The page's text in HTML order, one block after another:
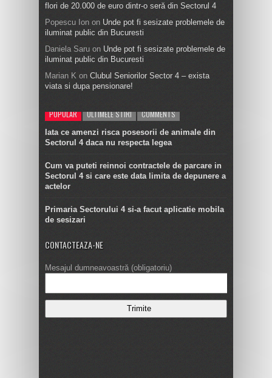
flori de 20.000 de euro dintr-o seră din Sectorul 4
Popescu Ion on Unde pot fi sesizate problemele de
iluminat public din Bucuresti
Daniela Saru on Unde pot fi sesizate problemele de
iluminat public din Bucuresti
Marian K on Clubul Seniorilor Sector 4 – exista
viata si dupa pensionare!
POPULAR ULTIMELE STIRI COMMENTS
Iata ce amenzi risca posesorii de animale din
Sectorul 4 daca nu respecta legea
Cum va puteti reinnoi contractele de parcare in
Sectorul 4 si care este data limita de depunere a
actelor
Primaria Sectorului 4 si-a facut aplicatie mobila
de sesizari
CONTACTEAZA-NE
Mesajul dumneavoastră (obligatoriu)